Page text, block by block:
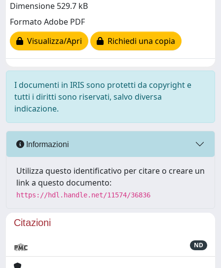
Dimensione 529.7 kB
Formato Adobe PDF
Visualizza/Apri
Richiedi una copia
I documenti in IRIS sono protetti da copyright e
tutti i diritti sono riservati, salvo diversa
indicazione.
Informazioni
Utilizza questo identificativo per citare o creare un
link a questo documento:
https://hdl.handle.net/11574/36836
Citazioni
ND